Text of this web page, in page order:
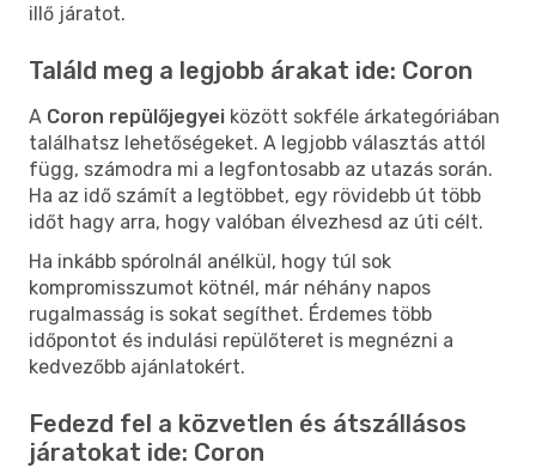
illő járatot.
Találd meg a legjobb árakat ide: Coron
A Coron repülőjegyei között sokféle árkategóriában
találhatsz lehetőségeket. A legjobb választás attól
függ, számodra mi a legfontosabb az utazás során.
Ha az idő számít a legtöbbet, egy rövidebb út több
időt hagy arra, hogy valóban élvezhesd az úti célt.
Ha inkább spórolnál anélkül, hogy túl sok
kompromisszumot kötnél, már néhány napos
rugalmasság is sokat segíthet. Érdemes több
időpontot és indulási repülőteret is megnézni a
kedvezőbb ajánlatokért.
Fedezd fel a közvetlen és átszállásos
járatokat ide: Coron